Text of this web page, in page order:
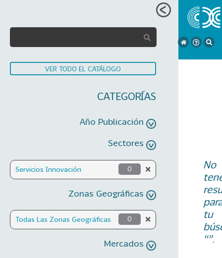
VER TODO EL CATÁLOGO
CATEGORÍAS
Año Publicación
Sectores
Servicios Innovación 0
Zonas Geográficas
Todas Las Zonas Geográficas 0
Mercados
No
tu
“”.